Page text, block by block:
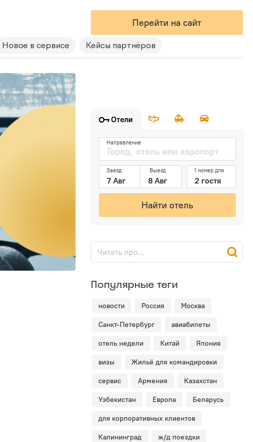
Перейти на сайт
Новое в сервисе Кейсы партнёров
Отели
Направление
Заезд Выезд 1 номер для
Найти отель
Популярные теги
новости Россия Москва
Санкт-Петербург авиабилеты
отель недели Китай Япония
визы Жильё для командировки
сервис Армения Казахстан
Узбекистан Европа Беларусь
для корпоративных клиентов
Калининград ж/д поездки